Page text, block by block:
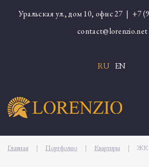
Уральская ул., дом 10, офис 27 | +7
contact@lorenzio.net
RU EN
Главная | Портфолио | Квартиры | ЖК